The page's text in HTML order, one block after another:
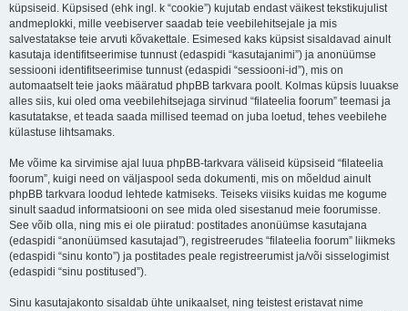
küpsiseid. Küpsised (ehk ingl. k “cookie”) kujutab endast väikest tekstikujulist
andmeplokki, mille veebiserver saadab teie veebilehitsejale ja mis
salvestatakse teie arvuti kõvakettale. Esimesed kaks küpsist sisaldavad ainult
kasutaja identifitseerimise tunnust (edaspidi “kasutajanimi”) ja anonüümse
sessiooni identifitseerimise tunnust (edaspidi “sessiooni-id”), mis on
automaatselt teie jaoks määratud phpBB tarkvara poolt. Kolmas küpsis luuakse
alles siis, kui oled oma veebilehitsejaga sirvinud “filateelia foorum” teemasi ja
kasutatakse, et teada saada millised teemad on juba loetud, tehes veebilehe
külastuse lihtsamaks.
Me võime ka sirvimise ajal luua phpBB-tarkvara väliseid küpsiseid “filateelia
foorum”, kuigi need on väljaspool seda dokumenti, mis on mõeldud ainult
phpBB tarkvara loodud lehtede katmiseks. Teiseks viisiks kuidas me kogume
sinult saadud informatsiooni on see mida oled sisestanud meie foorumisse.
See võib olla, ning mis ei ole piiratud: postitades anonüümse kasutajana
(edaspidi “anonüümsed kasutajad”), registreerudes “filateelia foorum” liikmeks
(edaspidi “sinu konto”) ja postitades peale registreerumist ja/või sisselogimist
(edaspidi “sinu postitused”).
Sinu kasutajakonto sisaldab ühte unikaalset, ning teistest eristavat nime